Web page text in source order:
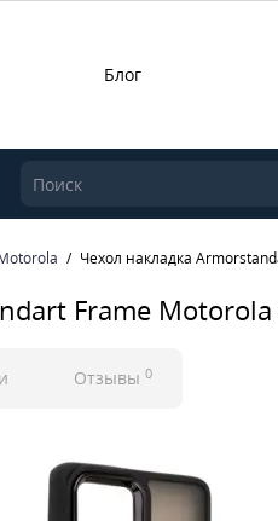
Блог
Чехол накладка
Frame
Отзывы 0